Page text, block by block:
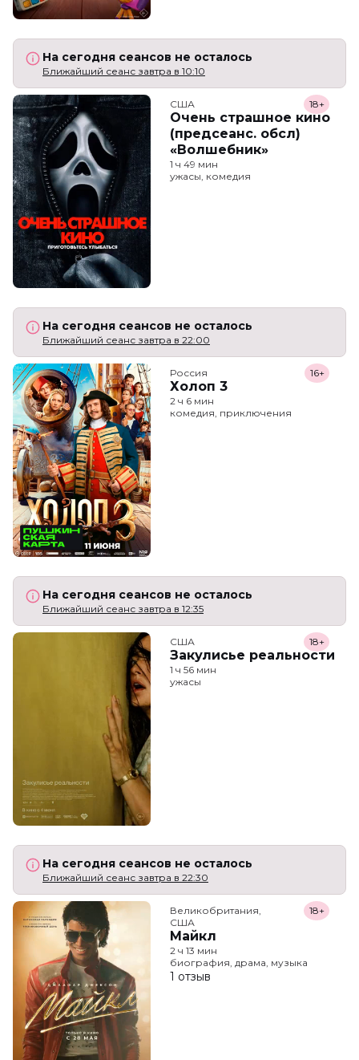
На сегодня сеансов не осталось
Ближайший сеанс завтра в 10:10
США
Очень страшное кино
(предсеанс. обсл)
«Волшебник»
18+
1 ч 49 мин
ужасы, комедия
На сегодня сеансов не осталось
Ближайший сеанс завтра в 22:00
Россия
Холоп 3
16+
2 ч 6 мин
комедия, приключения
На сегодня сеансов не осталось
Ближайший сеанс завтра в 12:35
США
Закулисье реальности
18+
1 ч 56 мин
ужасы
На сегодня сеансов не осталось
Ближайший сеанс завтра в 22:30
Великобритания,
США
Майкл
18+
2 ч 13 мин
биография, драма, музыка
1 отзыв